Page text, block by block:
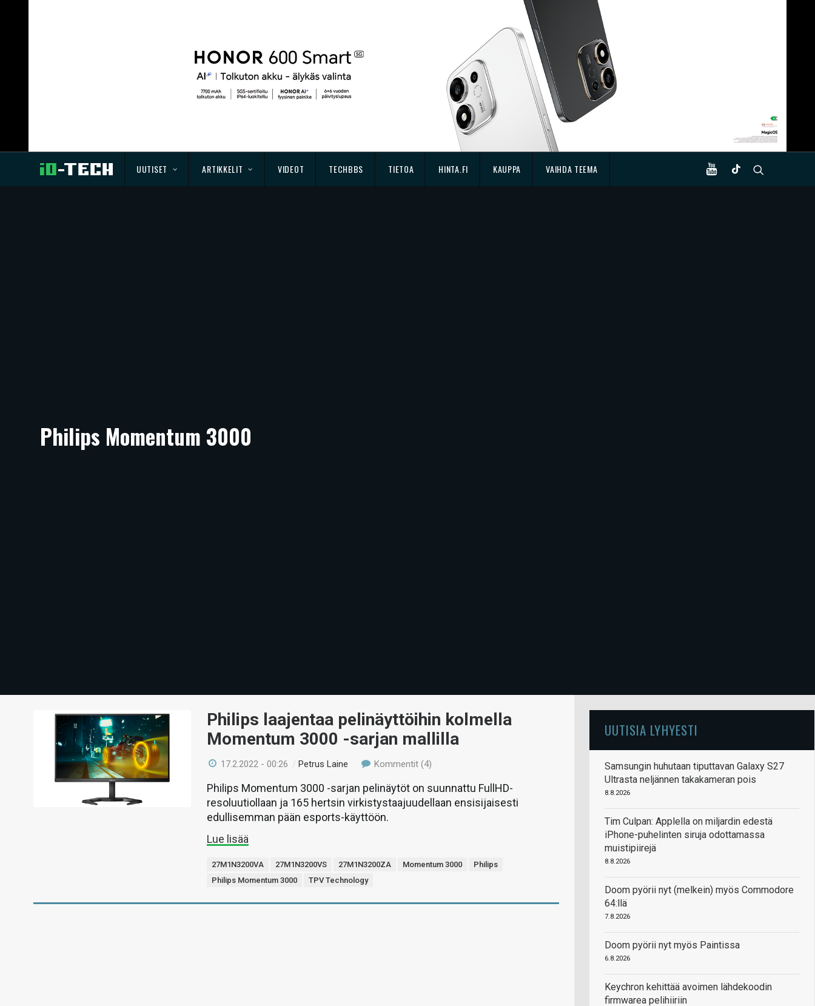
UUTISET ARTIKKELIT VIDEOT TECHBBS TIETOA HINTA.FI KAUPPA VAIHDA TEEMA
Philips Momentum 3000
Philips laajentaa pelinäyttöihin kolmella
Momentum 3000 -sarjan mallilla
17.2.2022 - 00:26 /Petrus Laine Kommentit (4)
Philips Momentum 3000 -sarjan pelinäytöt on suunnattu FullHD-
resoluutiollaan ja 165 hertsin virkistystaajuudellaan ensisijaisesti
edullisemman pään esports-käyttöön.
Lue lisää
27M1N3200VA 27M1N3200VS 27M1N3200ZA Momentum 3000
Philips
Philips Momentum 3000
TPV Technology
UUTISIA LYHYESTI
Samsungin huhutaan tiputtavan Galaxy S27
Ultrasta neljännen takakameran pois
8.8.2026
Tim Culpan: Applella on miljardin edestä
iPhone-puhelinten siruja odottamassa
muistipiirejä
8.8.2026
Doom pyörii nyt (melkein) myös Commodore
64:llä
7.8.2026
Doom pyörii nyt myös Paintissa
6.8.2026
Keychron kehittää avoimen lähdekoodin
firmwarea pelihiiriin